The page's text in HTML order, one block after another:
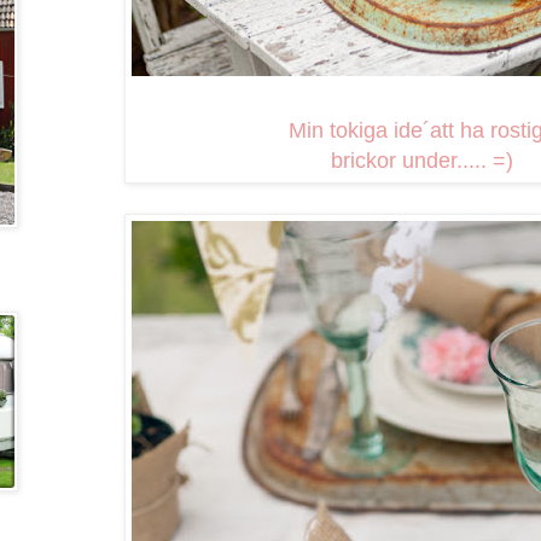
Min tokiga ide´att ha
brickor under..... =)